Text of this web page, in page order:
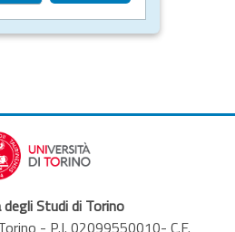
Studi di Torino
- P.I. 02099550010- C.F.